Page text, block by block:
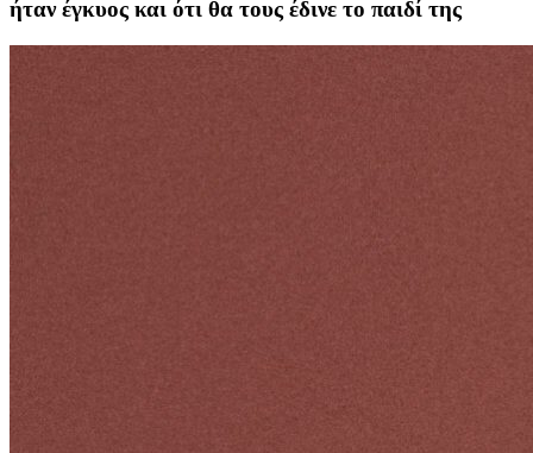
ήταν έγκυος και ότι θα τους έδινε το παιδί της